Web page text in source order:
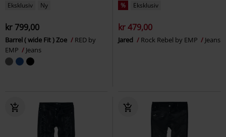
Eksklusiv Ny
kr 799,00
Barrel ( wide Fit ) Zoe
RED by
EMP
Jeans
% Eksklusiv
kr 479,00
Jared Rock Rebel by EMP Jeans